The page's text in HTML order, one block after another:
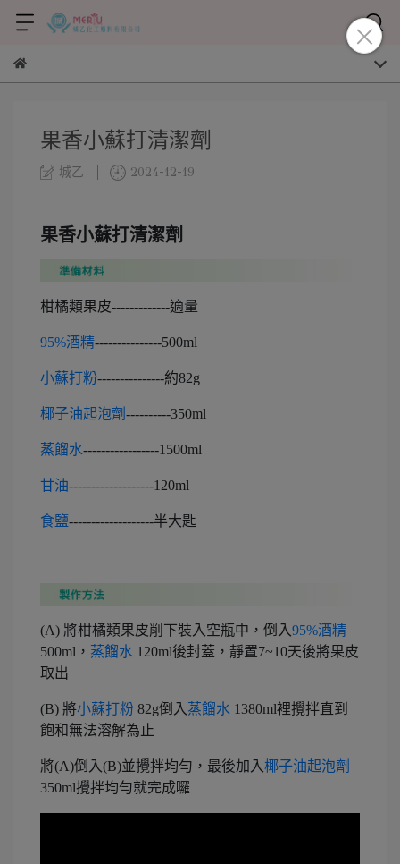
果香小蘇打清潔劑
城乙 2024-12-19
果香小蘇打清潔劑
柑橘類果皮-------------適量
95%酒精---------------500ml
小蘇打粉---------------約82g
椰子油起泡劑----------350ml
蒸餾水-----------------1500ml
甘油-------------------120ml
食鹽-------------------半大匙
(A) 將柑橘類果皮削下裝入空瓶中，倒入95%酒精
500ml， 蒸餾水 120ml後封蓋，靜置7~10天後將果皮
取出
(B) 將小蘇打粉 82g倒入 蒸餾水 1380ml裡攪拌直到
飽和無法溶解為止
將(A)倒入(B)並攪拌均勻，最後加入椰子油起泡劑
350ml攪拌均勻就完成囉